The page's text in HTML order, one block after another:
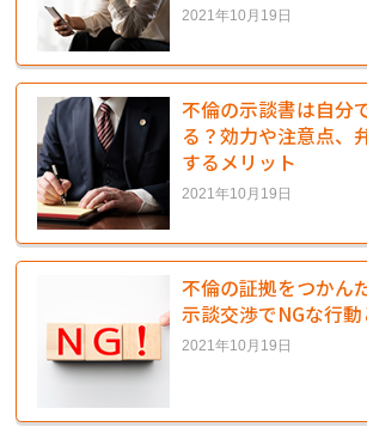
2021年10月19日
不倫の示談書は自分
る？効力や注意点、
するメリット
2021年10月19日
不倫の証拠をつかん
示談交渉でNGな行動
2021年10月19日